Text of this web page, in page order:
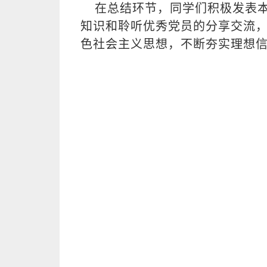
在总结环节，同学们积极发表
知识和聆听优秀党员的分享交流
色社会主义思想，不断夯实理想